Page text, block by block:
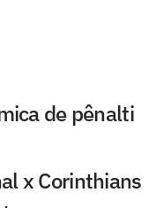
de pênalti
x Corinthians